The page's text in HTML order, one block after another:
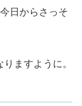
日からさっそ
ますように。